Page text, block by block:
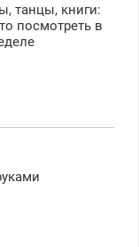
танцы, книги:
посмотреть в